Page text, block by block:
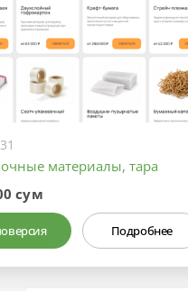
материалы, тара
сум
Подробнее